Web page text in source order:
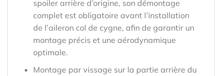
spoiler arrière d’origine, son démontage
complet est obligatoire avant l’installation
de l’aileron col de cygne, afin de garantir un
montage précis et une aérodynamique
optimale.
Montage par vissage sur la partie arrière du